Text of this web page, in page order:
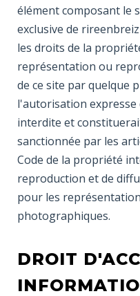
élément composant le
exclusive de
les droits de la
représentation ou
de ce site par quelque
l'autorisation
interdite et
sanctionnée par les
Code de la propriété
reproduction et de
pour les
photographiques.
DROIT